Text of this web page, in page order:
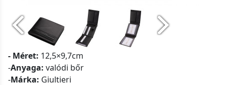
- Méret: 12,5×9,7cm
-Anyaga: valódi bőr
-Márka: Giultieri